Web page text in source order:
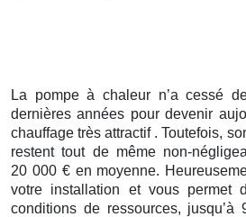
La pompe à chaleur n’a cessé
dernières années pour devenir
chauffage très attractif . Toutefois,
restent tout de même non-
20 000 € en moyenne.
votre installation et vous permet
conditions de ressources,